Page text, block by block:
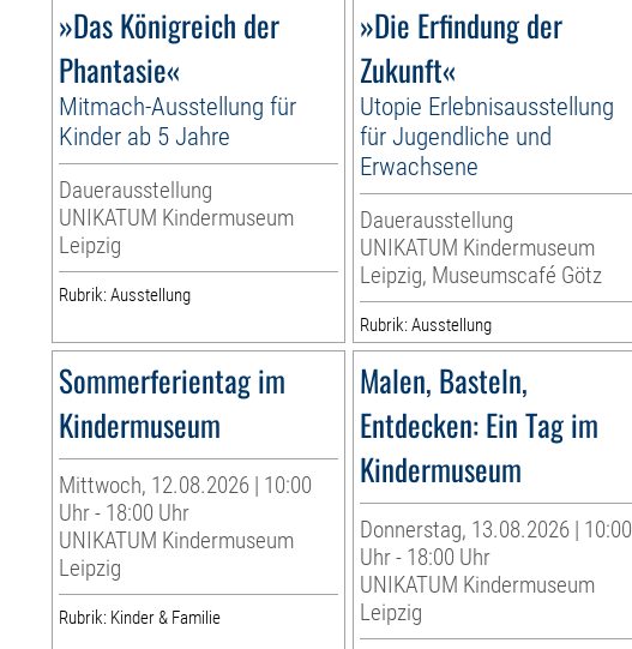
»Das Königreich der
Phantasie«
Mitmach-Ausstellung für
Kinder ab 5 Jahre
Dauerausstellung
UNIKATUM Kindermuseum
Leipzig
Rubrik: Ausstellung
»Die Erfindung der
Zukunft«
Utopie Erlebnisausstellung
für Jugendliche und
Erwachsene
Dauerausstellung
UNIKATUM Kindermuseum
Leipzig, Museumscafé Götz
Rubrik: Ausstellung
Sommerferientag im
Kindermuseum
Mittwoch, 12.08.2026 | 10:00
Uhr - 18:00 Uhr
UNIKATUM Kindermuseum
Leipzig
Rubrik: Kinder & Familie
Malen, Basteln,
Entdecken: Ein Tag im
Kindermuseum
Donnerstag, 13.08.2026 | 10:00
Uhr - 18:00 Uhr
UNIKATUM Kindermuseum
Leipzig